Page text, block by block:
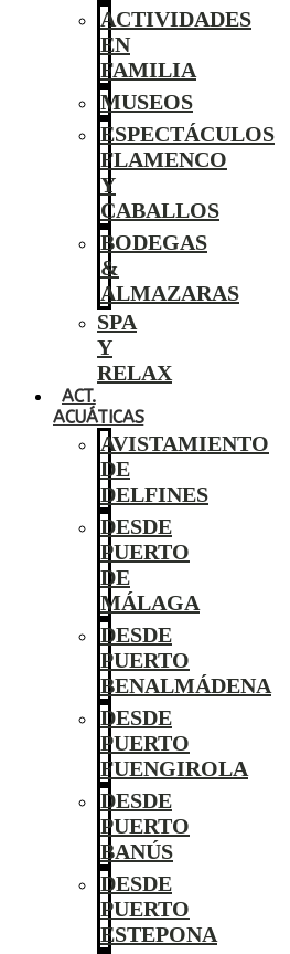
ACTIVIDADES
EN
FAMILIA
MUSEOS
ESPECTÁCULOS
FLAMENCO
Y
CABALLOS
BODEGAS
&
ALMAZARAS
SPA
Y
RELAX
ACT.
ACUÁTICAS
AVISTAMIENTO
DE
DELFINES
DESDE
PUERTO
DE
MÁLAGA
DESDE
PUERTO
BENALMÁDENA
DESDE
PUERTO
FUENGIROLA
DESDE
PUERTO
BANÚS
DESDE
PUERTO
ESTEPONA